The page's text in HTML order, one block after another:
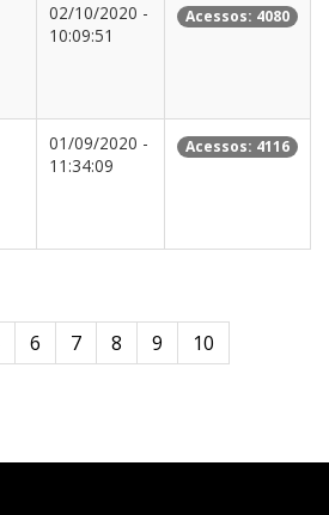
02/10/2020 -
10:09:51
Acessos: 4080
01/09/2020 -
11:34:09
Acessos: 4116
6 7 8 9
10